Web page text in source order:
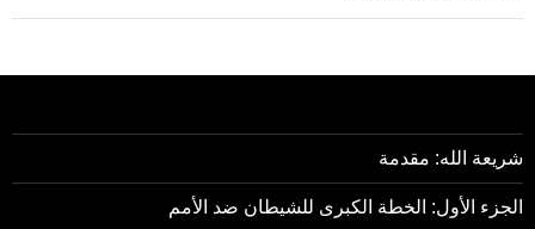
شريعة الله: مقدمة
الجزء الأول: الخطة الكبرى للشيطان ضد الأمم